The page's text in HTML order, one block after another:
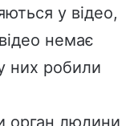
у відео,
немає
них робили
орган людини